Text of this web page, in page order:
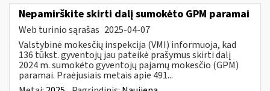
Nepamirškite skirti dalį sumokėto GPM paramai
Web turinio sąrašas 2025-04-07
Valstybinė mokesčių inspekcija (VMI) informuoja, kad
136 tūkst. gyventojų jau pateikė prašymus skirti dalį
2024 m. sumokėto gyventojų pajamų mokesčio (GPM)
paramai. Praėjusiais metais apie 491...